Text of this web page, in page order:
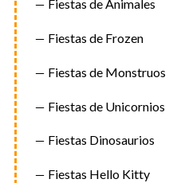
Fiestas de Animales
Fiestas de Frozen
Fiestas de Monstruos
Fiestas de Unicornios
Fiestas Dinosaurios
Fiestas Hello Kitty